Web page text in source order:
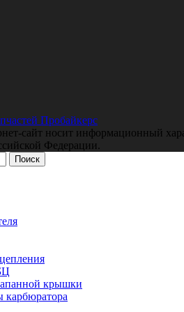
Пробайкерс
сайт носит информационный
Федерации.
Поиск
крышки
карбюратора